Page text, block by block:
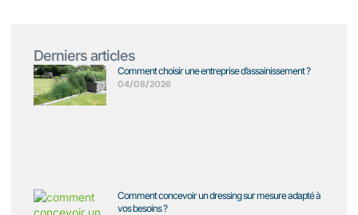
Derniers articles
Comment choisir une entreprise d’assainissement ?
04/08/2026
Comment concevoir un dressing sur mesure adapté à
vos besoins ?